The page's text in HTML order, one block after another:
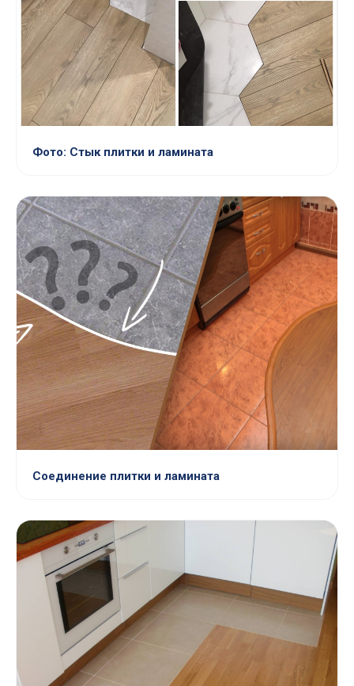
Фото: Стык плитки и ламината
Соединение плитки и ламината